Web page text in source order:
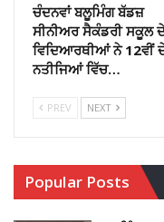
ਚੰਦਨਵਾਂ ਬਲੂਮਿੰਗ ਬੱਡਜ਼
ਸੀਨੀਅਰ ਸੈਕੰਡਰੀ ਸਕੂਲ
ਵਿਦਿਆਰਥੀਆਂ ਨੇ 12ਵੀਂ
ਨਤੀਜਿਆਂ ਵਿੱਚ…
PREV NEXT
Popular Posts